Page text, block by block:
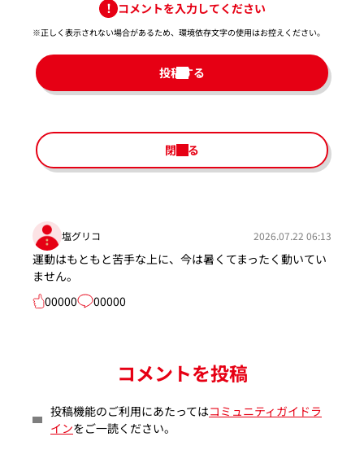
コメントを入力してください
※正しく表示されない場合があるため、環境依存文字の使用はお控えください。​
投稿する
閉じる
塩グリコ 2026.07.22 06:13
運動はもともと苦手な上に、今は暑くてまったく動いてい
ません。
00000
00000
コメントを投稿
投稿機能のご利用にあたってはコミュニティガイドラ
インをご一読ください。